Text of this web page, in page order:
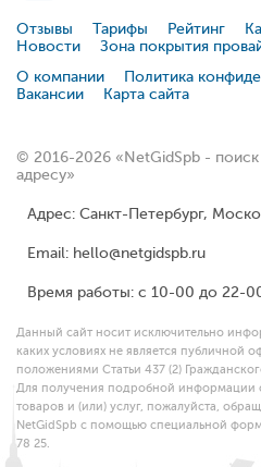
Отзывы Тарифы Рейтинг
Новости
Зона покрытия
О компании
Политика
Вакансии
Карта сайта
© 2016-2026 «NetGidSpb - поиск
адресу»
Адрес: Санкт-Петербург,
Email: hello@netgidspb.ru
Время работы: с 10-00 до 22-
Данный сайт носит исключительно
каких условиях не является публичной
положениями Статьи 437 (2)
Для получения подробной информации
товаров и (или) услуг, пожалуйста,
NetGidSpb с помощью специальной
78 25.